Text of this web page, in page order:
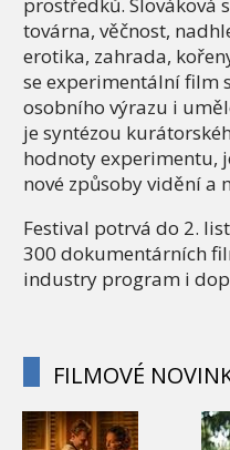
prostředků. Slováková
továrna, věčnost,
erotika, zahrada,
se experimentální film
osobního výrazu i
je syntézou
hodnoty experimentu,
nové způsoby vidění a
Festival potrvá do 2.
300 dokumentárních
industry program i
FILMOVÉ